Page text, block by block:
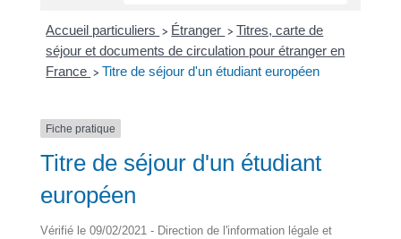
Accueil particuliers > Étranger > Titres, carte de
séjour et documents de circulation pour étranger en
France > Titre de séjour d'un étudiant européen
Fiche pratique
Titre de séjour d'un étudiant
européen
Vérifié le 09/02/2021 - Direction de l'information légale et